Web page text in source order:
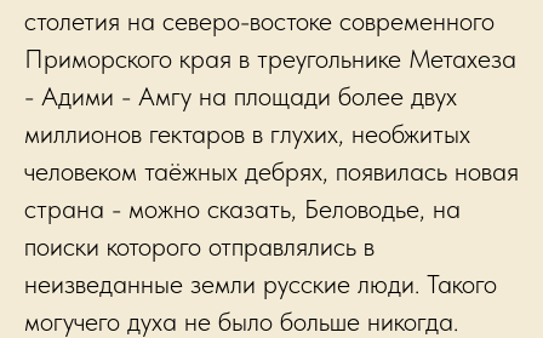
столетия на северо-востоке современного
Приморского края в треугольнике Метахеза
- Адими - Амгу на площади более двух
миллионов гектаров в глухих, необжитых
человеком таёжных дебрях, появилась новая
страна - можно сказать, Беловодье, на
поиски которого отправлялись в
неизведанные земли русские люди. Такого
могучего духа не было больше никогда.